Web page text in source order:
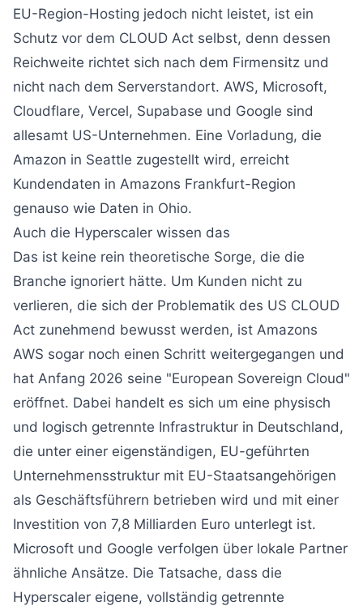
EU-Region-Hosting jedoch nicht leistet, ist ein
Schutz vor dem CLOUD Act selbst, denn dessen
Reichweite richtet sich nach dem Firmensitz und
nicht nach dem Serverstandort. AWS, Microsoft,
Cloudflare, Vercel, Supabase und Google sind
allesamt US-Unternehmen. Eine Vorladung, die
Amazon in Seattle zugestellt wird, erreicht
Kundendaten in Amazons Frankfurt-Region
genauso wie Daten in Ohio.
Auch die Hyperscaler wissen das
Das ist keine rein theoretische Sorge, die die
Branche ignoriert hätte. Um Kunden nicht zu
verlieren, die sich der Problematik des US CLOUD
Act zunehmend bewusst werden, ist Amazons
AWS sogar noch einen Schritt weitergegangen und
hat Anfang 2026 seine "European Sovereign Cloud"
eröffnet. Dabei handelt es sich um eine physisch
und logisch getrennte Infrastruktur in Deutschland,
die unter einer eigenständigen, EU-geführten
Unternehmensstruktur mit EU-Staatsangehörigen
als Geschäftsführern betrieben wird und mit einer
Investition von 7,8 Milliarden Euro unterlegt ist.
Microsoft und Google verfolgen über lokale Partner
ähnliche Ansätze. Die Tatsache, dass die
Hyperscaler eigene, vollständig getrennte